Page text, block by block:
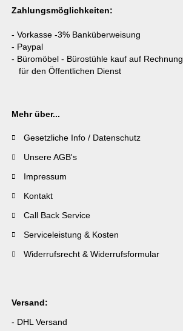
Zahlungsmöglichkeiten:
- Vorkasse -3% Banküberweisung
- Paypal
- Büromöbel - Bürostühle kauf auf Rechnung
für den Öffentlichen Dienst
Mehr über...
Gesetzliche Info / Datenschutz
Unsere AGB's
Impressum
Kontakt
Call Back Service
Serviceleistung & Kosten
Widerrufsrecht & Widerrufsformular
Versand:
- DHL Versand